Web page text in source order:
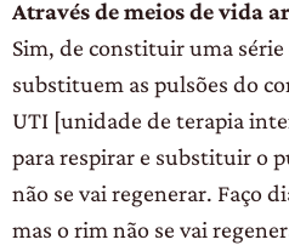
Através de meios de vida
Sim, de constituir uma
substituem as pulsões do
UTI [unidade de terapia
para respirar e substituir o
não se vai regenerar. Faço
mas o rim não se vai